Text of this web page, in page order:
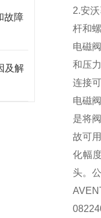
故障
及解
2.安
杆和
电磁
和压
连接
电磁
是将
故可
化幅
头。